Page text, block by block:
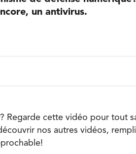
un antivirus.
Regarde cette vidéo pour tout
nos autres vidéos,